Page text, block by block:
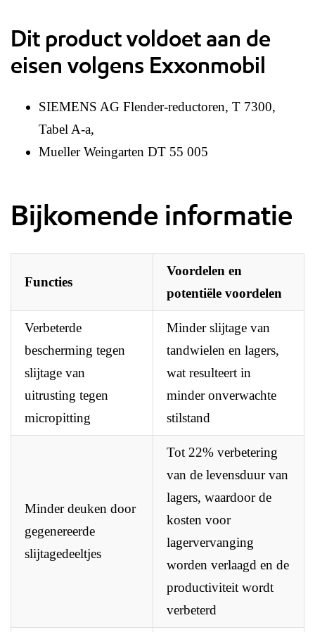
Dit product voldoet aan de
eisen volgens Exxonmobil
SIEMENS AG Flender-reductoren, T 7300,
Tabel A-a,
Mueller Weingarten DT 55 005
Bijkomende informatie
Functies
Voordelen en
potentiële voordelen
Verbeterde
bescherming tegen
slijtage van
uitrusting tegen
micropitting
Minder slijtage van
tandwielen en lagers,
wat resulteert in
minder onverwachte
stilstand
Minder deuken door
gegenereerde
slijtagedeeltjes
Tot 22% verbetering
van de levensduur van
lagers, waardoor de
kosten voor
lagervervanging
worden verlaagd en de
productiviteit wordt
verbeterd